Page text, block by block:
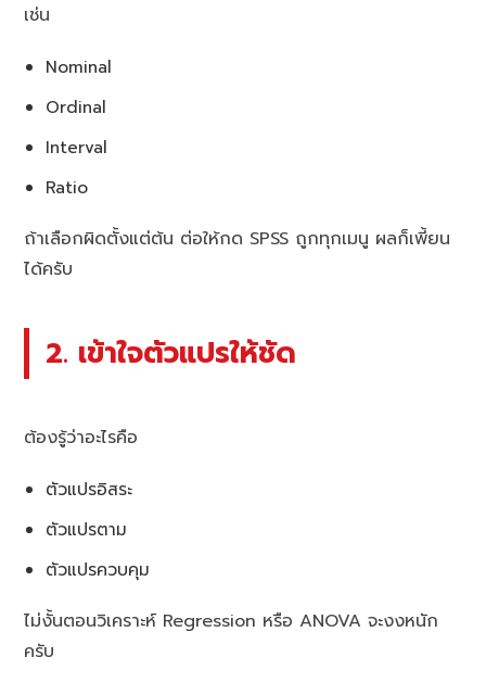
เช่น
Nominal
Ordinal
Interval
Ratio
ถ้าเลือกผิดตั้งแต่ต้น ต่อให้กด SPSS ถูกทุกเมนู ผลก็เพี้ยน
ได้ครับ
2. เข้าใจตัวแปรให้ชัด
ต้องรู้ว่าอะไรคือ
ตัวแปรอิสระ
ตัวแปรตาม
ตัวแปรควบคุม
ไม่งั้นตอนวิเคราะห์ Regression หรือ ANOVA จะงงหนัก
ครับ